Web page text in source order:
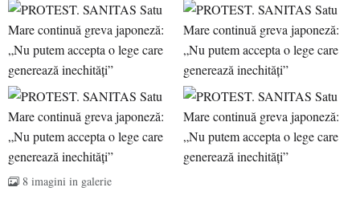
8 imagini in galerie